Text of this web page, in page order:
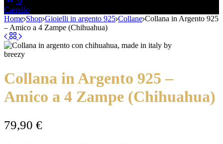
Carrello
Home Shop Gioielli in argento 925 Collane Collana in Argento 925
– Amico a 4 Zampe (Chihuahua)
Collana in Argento 925 –
Amico a 4 Zampe (Chihuahua)
79,90 €